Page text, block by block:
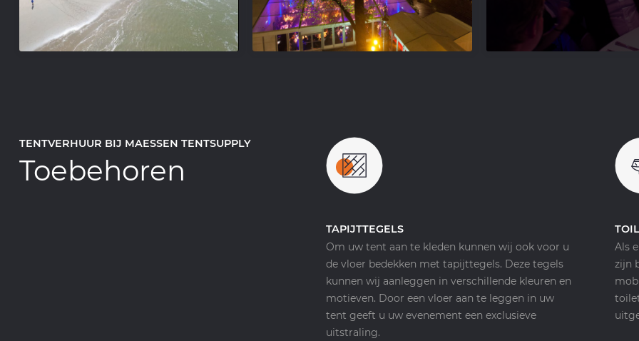
TENTVERHUUR BIJ MAESSEN TENTSUPPLY
Toebehoren
TAPIJTTEGELS
Om uw tent aan te kleden kunnen wij ook voor u
de vloer bedekken met tapijttegels. Deze tegels
kunnen wij aanleggen in verschillende kleuren en
motieven. Door een vloer aan te leggen in uw
tent geeft u uw evenement een exclusieve
uitstraling.
Als
zijn